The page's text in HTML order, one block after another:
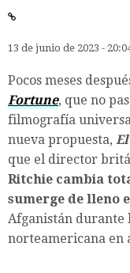
13 de junio de 2023 -
Pocos meses
Fortune, que no
filmografía
nueva propuesta,
que el director
Ritchie cambia
sumerge de lleno
Afganistán durante
norteamericana en